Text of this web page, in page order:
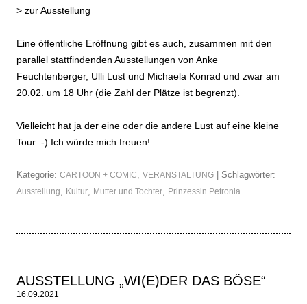
> zur Ausstellung
Eine öffentliche Eröffnung gibt es auch, zusammen mit den
parallel stattfindenden Ausstellungen von Anke
Feuchtenberger, Ulli Lust und Michaela Konrad und zwar am
20.02. um 18 Uhr (die Zahl der Plätze ist begrenzt).
Vielleicht hat ja der eine oder die andere Lust auf eine kleine
Tour :-) Ich würde mich freuen!
Kategorie: CARTOON + COMIC VERANSTALTUNG | Schlagwörter:
Ausstellung Kultur Mutter und Tochter Prinzessin Petronia
AUSSTELLUNG „WI(E)DER DAS BÖSE“
16.09.2021